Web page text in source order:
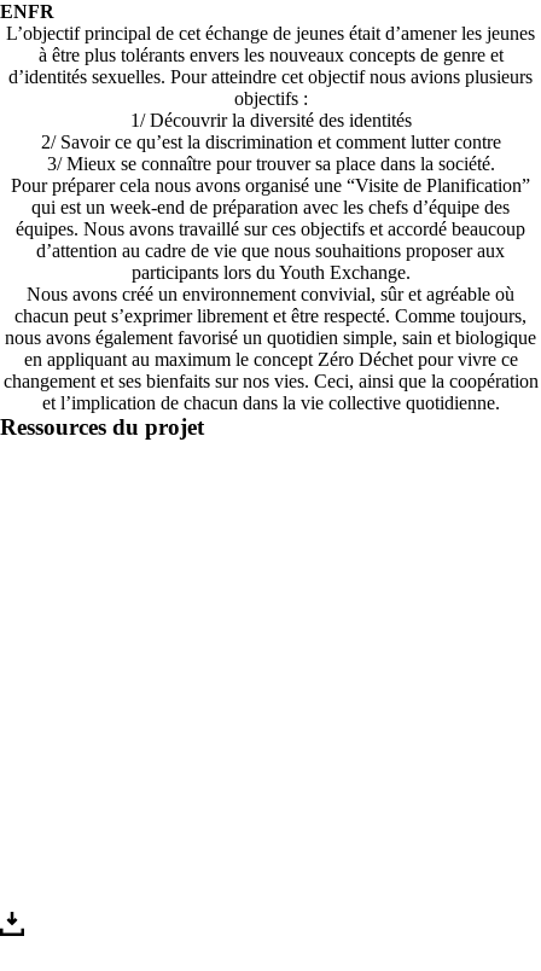
ENFR
L’objectif principal de cet échange de jeunes était d’amener les jeunes
à être plus tolérants envers les nouveaux concepts de genre et
d’identités sexuelles. Pour atteindre cet objectif nous avions plusieurs
objectifs :
1/ Découvrir la diversité des identités
2/ Savoir ce qu’est la discrimination et comment lutter contre
3/ Mieux se connaître pour trouver sa place dans la société.
Pour préparer cela nous avons organisé une “Visite de Planification”
qui est un week-end de préparation avec les chefs d’équipe des
équipes. Nous avons travaillé sur ces objectifs et accordé beaucoup
d’attention au cadre de vie que nous souhaitions proposer aux
participants lors du Youth Exchange.
Nous avons créé un environnement convivial, sûr et agréable où
chacun peut s’exprimer librement et être respecté. Comme toujours,
nous avons également favorisé un quotidien simple, sain et biologique
en appliquant au maximum le concept Zéro Déchet pour vivre ce
changement et ses bienfaits sur nos vies. Ceci, ainsi que la coopération
et l’implication de chacun dans la vie collective quotidienne.
Ressources du projet